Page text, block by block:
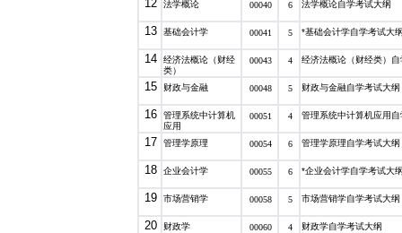
12 法学概论 00040 6 法学概论自学考试大纲
13 基础会计学 00041 5 *基础会计学自学考试大
14
经济法概论（财经
类）
00043 4 经济法概论（财经类）
15 财政与金融 00048 5 财政与金融自学考试大纲
16
管理系统中计算机
应用
00051 4 管理系统中计算机应用
17 管理学原理 00054 6 管理学原理自学考试大纲
18 企业会计学 00055 6 *企业会计学自学考试大
19 市场营销学 00058 5 市场营销学自学考试大纲
20 财政学 00060 4 财政学自学考试大纲